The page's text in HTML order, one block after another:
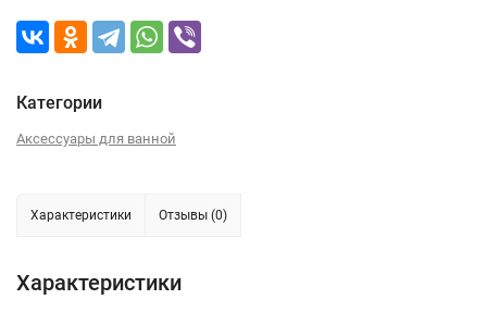
Категории
Аксессуары для ванной
Характеристики Отзывы (0)
Характеристики